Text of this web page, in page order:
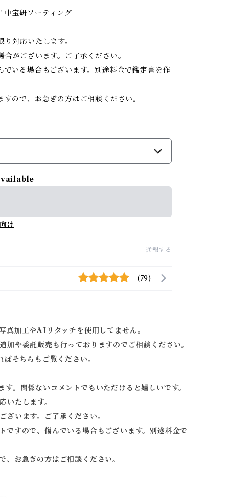
宝研ソーティング
対応いたします。
がございます。ご了承ください。
いる場合もございます。別途料金で鑑定書を作
ので、お急ぎの方はご相談ください。
け
通報する
(79)
真加工やAIリタッチを使用してません。
や委託販売も行っておりますのでご相談ください。
そちらもご覧ください。
。関係ないコメントでもいただけると嬉しいです。
いたします。
います。ご了承ください。
ですので、傷んでいる場合もございます。別途料金で
お急ぎの方はご相談ください。